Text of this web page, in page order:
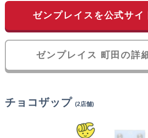
ゼンプレイスを公式サイ
ゼンプレイス 町田の詳
チョコザップ (2店舗)